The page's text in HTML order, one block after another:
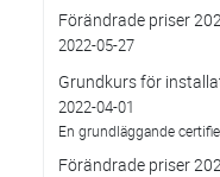
Förändrade priser
2022-05-27
Grundkurs för
2022-04-01
En grundläggande
Förändrade priser